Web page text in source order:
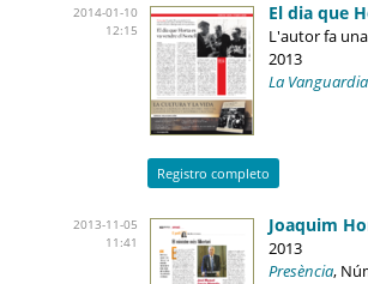
2014-01-10
12:15
El dia que
L'autor fa
2013
La
Registro completo
2013-11-05
11:41
Joaquim
2013
Presència,